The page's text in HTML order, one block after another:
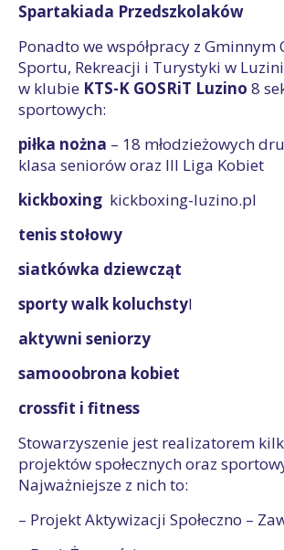
Spartakiada Przedszkolaków
Ponadto we współpracy z Gminnym
Sportu, Rekreacji i Turystyki w
w klubie KTS-K GOSRiT Luzino 8
sportowych:
piłka nożna – 18 młodzieżowych
klasa seniorów oraz III Liga Kobiet
kickboxing kickboxing-luzino.pl
tenis stołowy
siatkówka dziewcząt
sporty walk koluchstyl
aktywni seniorzy
samooobrona kobiet
crossfit i fitness
Stowarzyszenie jest realizatorem
projektów społecznych oraz
Najważniejsze z nich to:
– Projekt Aktywizacji Społeczno –